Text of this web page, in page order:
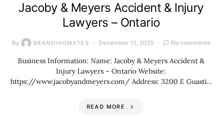
Jacoby & Meyers Accident & Injury
Lawyers – Ontario
By BRANDINGMATES December 11, 2025 No comments
Business Information: Name: Jacoby & Meyers Accident &
Injury Lawyers – Ontario Website:
https://www.jacobyandmeyers.com/ Address: 3200 E Guasti…
READ MORE